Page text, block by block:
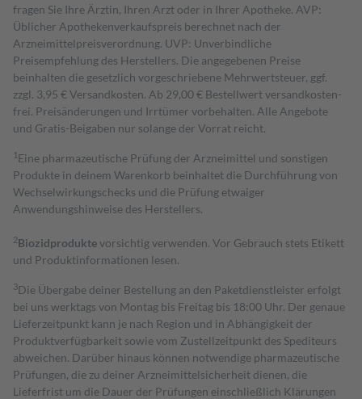
fragen Sie Ihre Ärztin, Ihren Arzt oder in Ihrer Apotheke. AVP:
Üblicher Apothekenverkaufspreis berechnet nach der
Arzneimittelpreisverordnung. UVP: Unverbindliche
Preisempfehlung des Herstellers. Die angegebenen Preise
beinhalten die gesetzlich vorgeschriebene Mehrwertsteuer, ggf.
zzgl. 3,95 € Versandkosten. Ab 29,00 € Bestell­wert versand­kosten­
frei. Preisänderungen und Irrtümer vorbehalten. Alle Angebote
und Gratis-Beigaben nur solange der Vorrat reicht.
1 Eine pharmazeutische Prüfung der Arzneimittel und sonstigen
Produkte in deinem Warenkorb beinhaltet die Durchführung von
Wechselwirkungschecks und die Prüfung etwaiger
Anwendungshinweise des Herstellers.
2Biozidproduktevorsichtig verwenden. Vor Gebrauch stets Etikett
und Produktinformationen lesen.
3Die Übergabe deiner Bestellung an den Paketdienstleister erfolgt
bei uns werktags von Montag bis Freitag bis 18:00 Uhr. Der genaue
Lieferzeitpunkt kann je nach Region und in Abhängigkeit der
Produktverfügbarkeit sowie vom Zustellzeitpunkt des Spediteurs
abweichen. Darüber hinaus können notwendige pharmazeutische
Prüfungen, die zu deiner Arzneimittelsicherheit dienen, die
Lieferfrist um die Dauer der Prüfungen einschließlich Klärungen